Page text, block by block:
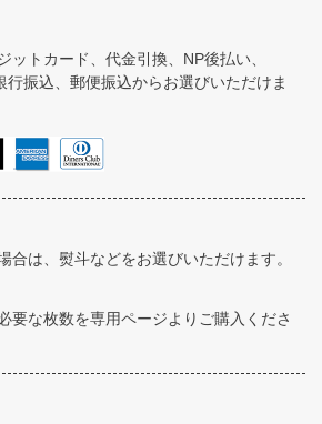
ットカード、代金引換、NP後払い、
振込、郵便振込からお選びいただけま
合は、熨斗などをお選びいただけます。
要な枚数を専用ページよりご購入くださ